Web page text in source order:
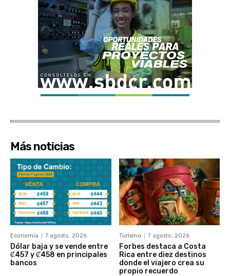
Más noticias
Economía 7 agosto, 2026
Dólar baja y se vende entre
₡457 y ₡458 en principales
bancos
Turismo 7 agosto, 2026
Forbes destaca a Costa
Rica entre diez destinos
donde el viajero crea su
propio recuerdo